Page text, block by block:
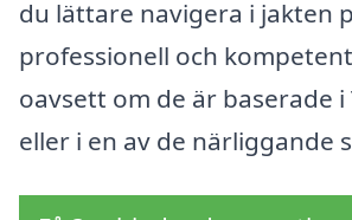
du lättare navigera i jakten
professionell och
oavsett om de är baserade
eller i en av de närliggande